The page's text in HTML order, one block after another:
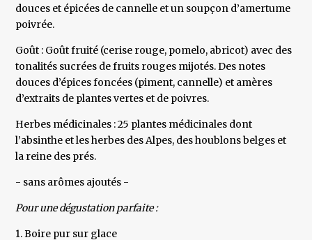
douces et épicées de cannelle et un soupçon d’amertume
poivrée.
Goût : Goût fruité (cerise rouge, pomelo, abricot) avec des
tonalités sucrées de fruits rouges mijotés. Des notes
douces d’épices foncées (piment, cannelle) et amères
d’extraits de plantes vertes et de poivres.
Herbes médicinales : 25 plantes médicinales dont
l’absinthe et les herbes des Alpes, des houblons belges et
la reine des prés.
- sans arômes ajoutés -
Pour une dégustation parfaite :
1. Boire pur sur glace